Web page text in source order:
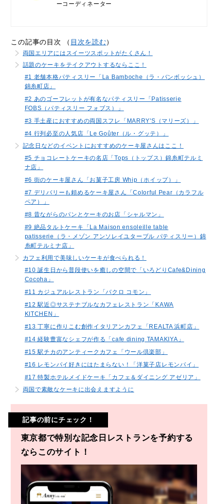
ーコーディネーター
この記事の目次 （ 目次を読む）
両国エリアにはスイーツスポットがたくさん！
話題のケーキをテイクアウトするならここ！
#1 老舗本格パティスリー「La Bamboche（ラ・バンボッシュ）
錦糸町店」
#2 あのゴーフレットが有名なパティスリー「Patisserie
FOBS（パティスリー フォブス）」
#3 手土産におすすめの両国スフレ「MARRY'S（マリーズ）」
#4 行列必至の人気店「Le Goûter（ル・グッテ）」
記念日などのイベントにおすすめのケーキ屋さんはここ！
#5 チョコレートケーキの名店「Tops（トップス）錦糸町テルミ
ナ店」
#6 街のケーキ屋さん「お菓子工房 Whip（ホイップ）」
#7 デリバリーも頼めるケーキ屋さん「Colorful Pear（カラフル
ペア）」
#8 昔ながらのパンとケーキのお店「シャルマン」
#9 絶品タルトケーキ「La Maison ensoleille table
patisserie（ラ・メゾン アンソレイユターブル パティスリー）錦
糸町テルミナ店」
カフェ利用で美味しいケーキが食べられる！
#10 誕生日から普段使いを癒しの空間で「いろどりCafe&Dining
Cocoha」
#11 カジュアルレストラン「バクロ コモン」
#12 駅近◎サステナブルなカフェレストラン「KAWA
KITCHEN」
#13 丁寧に作りこむ創作イタリアンカフェ「REALTA 浜町店」
#14 経験豊富なシェフが作る「cafe dining TAMAKIYA」
#15 駅チカのアンティークカフェ「ウール倶楽部」
#16 レモンパイ好きにはたまらない！「洋菓子店レモンパイ」
#17 特製ホテルメイドケーキ「カフェ＆ダイニング アゼリア」
両国で素敵なケーキに出会えますように
記事の前にチェック！
東京都で特別な記念日レストランを予約する
ならこのサイト！